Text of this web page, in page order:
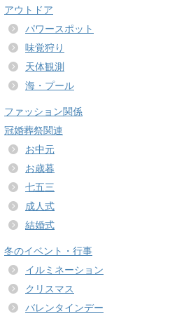
アウトドア
パワースポット
味覚狩り
天体観測
海・プール
ファッション関係
冠婚葬祭関連
お中元
お歳暮
七五三
成人式
結婚式
冬のイベント・行事
イルミネーション
クリスマス
バレンタインデー